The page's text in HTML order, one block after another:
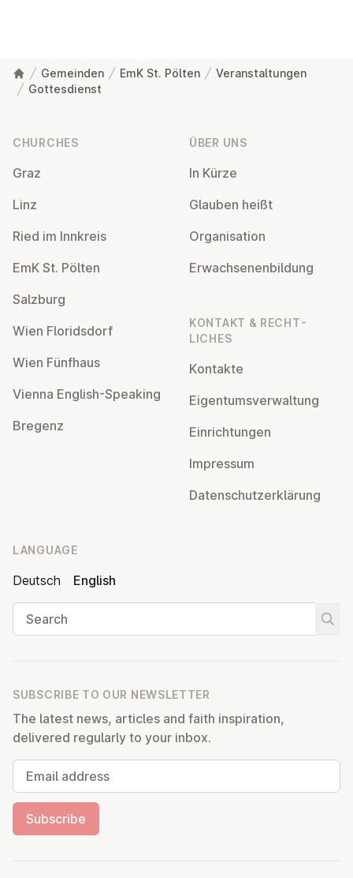
Gemeinden EmK St. Pölten
Veranstaltungen
Gottesdienst
CHURCHES
Graz
Linz
Ried im Innkreis
EmK St. Pölten
Salzburg
Wien Flor­idsdorf
Wien Fünfhaus
Vienna English-Speaking
Bregenz
ÜBER UNS
In Kürze
Glauben heißt
Or­gan­isa­tion
Er­wach­sen­en­bildung
KONTAKT & RECHT­
LICHES
Kontakte
Ei­gentums­ver­wal­tung
Ein­rich­tun­gen
Impressum
Datens­chutzerklärung
LANGUAGE
Deutsch
English
Search
SUBSCRIBE TO OUR NEWSLETTER
The latest news, articles and faith inspiration,
delivered regularly to your inbox.
Email address
Subscribe